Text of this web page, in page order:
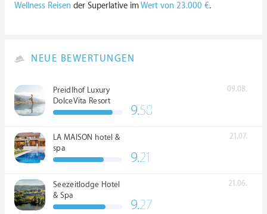
Wellness Reisen der Superlative imWert von 23.000 €.
NEUE BEWERTUNGEN
Preidlhof Luxury
DolceVita Resort
*****
09.08.
9.58
LA MAISON hotel &
spa
21.07.
9.21
Seezeitlodge Hotel
& Spa
21.06.
9.27